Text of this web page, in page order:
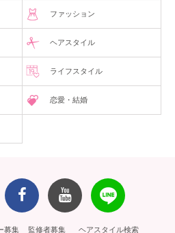
ファッション
ヘアスタイル
ライフスタイル
恋愛・結婚
募集 監修者募集 ヘアスタイル検索